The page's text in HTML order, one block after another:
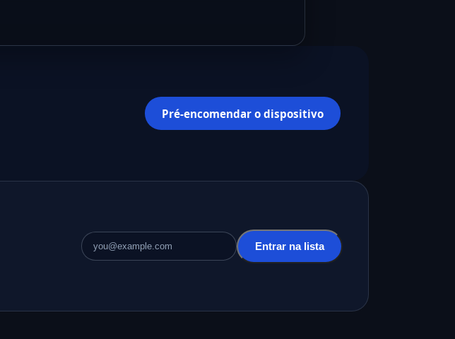
Pré-encomendar o dispositivo
Endereço de e-mail Entrar na lista